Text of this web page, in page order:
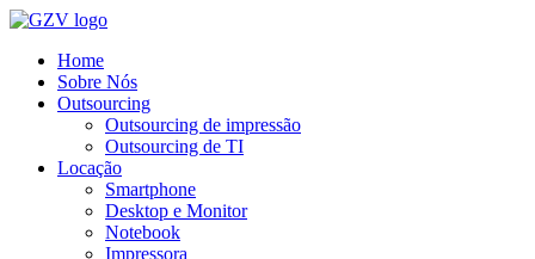
Ir
conteúdo
Home
Sobre Nós
Outsourcing
Outsourcing de impressão
Outsourcing de TI
Locação
Smartphone
Desktop e Monitor
Notebook
Impressora